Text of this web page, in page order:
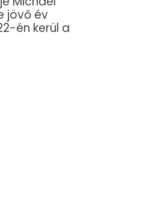
jövő év
én kerül a